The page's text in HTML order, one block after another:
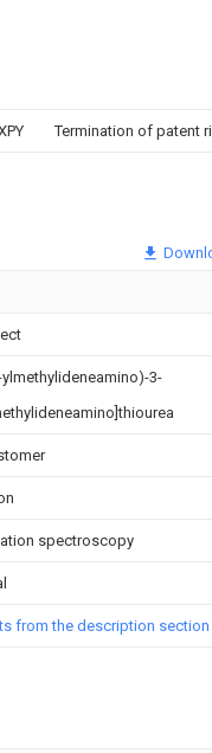
Termination of patent
3-
spectroscopy
from the description section